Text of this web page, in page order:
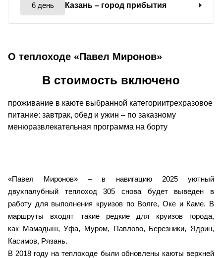
6 день Казань – город прибытия
О теплоходе «Павел Миронов»
«Павел Миронов» – в навигацию 2025 уютный
двухпалубный теплоход 305 снова будет выведен в
работу для выполнения круизов по Волге, Оке и Каме. В
маршруты входят такие редкие для круизов города,
как Мамадыш, Уфа, Муром, Павлово, Березники, Ядрин,
Касимов, Рязань.
В 2018 году на теплоходе были обновлены каюты верхней
В стоимость включено
проживание в каюте выбранной категориитрехразовое
питание: завтрак, обед и ужин – по заказному
менюразвлекательная программа на борту